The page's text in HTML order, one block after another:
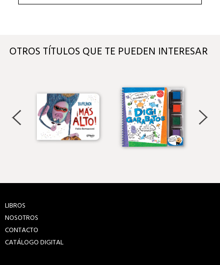
OTROS TÍTULOS QUE TE PUEDEN INTERESAR
LIBROS
NOSOTROS
CONTACTO
CATÁLOGO DIGITAL